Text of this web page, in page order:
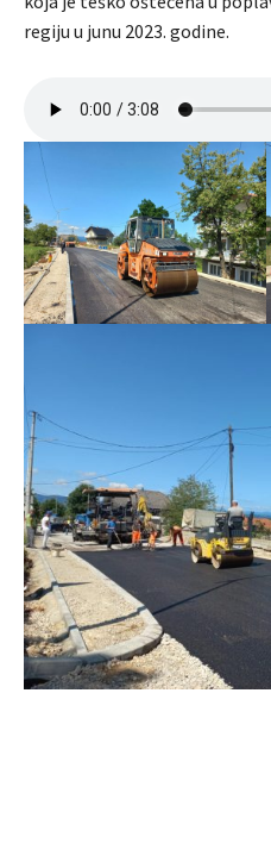
regiju u junu 2023. godine.